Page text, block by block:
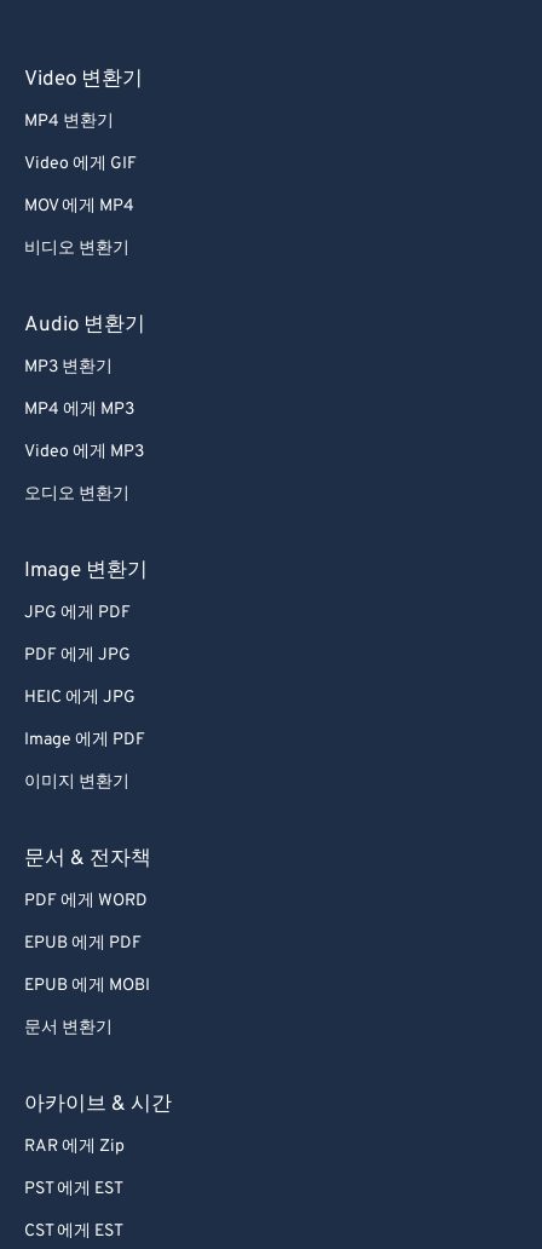
Video 변환기
MP4 변환기
Video 에게 GIF
MOV 에게 MP4
비디오 변환기
Audio 변환기
MP3 변환기
MP4 에게 MP3
Video 에게 MP3
오디오 변환기
Image 변환기
JPG 에게 PDF
PDF 에게 JPG
HEIC 에게 JPG
Image 에게 PDF
이미지 변환기
문서 & 전자책
PDF 에게 WORD
EPUB 에게 PDF
EPUB 에게 MOBI
문서 변환기
아카이브 & 시간
RAR 에게 Zip
PST 에게 EST
CST 에게 EST